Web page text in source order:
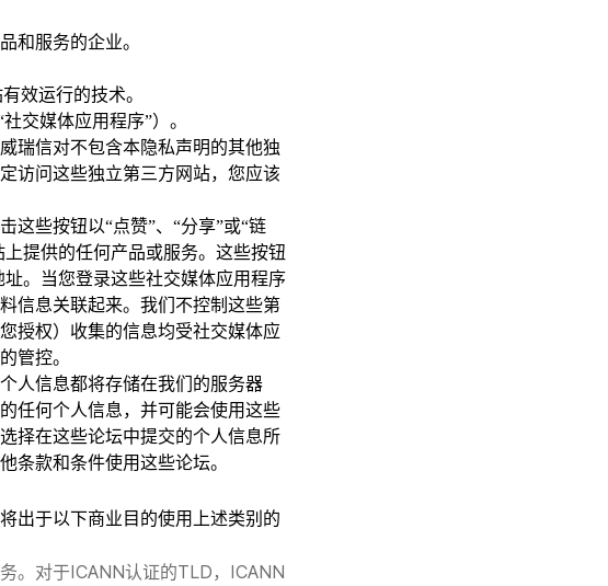
和服务的企业。
效运行的技术。
交媒体应用程序”）。
瑞信对不包含本隐私声明的其他独
访问这些独立第三方网站，您应该
这些按钮以“点赞”、“分享”或“链
提供的任何产品或服务。这些按钮
。当您登录这些社交媒体应用程序
信息关联起来。我们不控制这些第
授权）收集的信息均受社交媒体应
管控。
人信息都将存储在我们的服务器
任何个人信息，并可能会使用这些
择在这些论坛中提交的个人信息所
条款和条件使用这些论坛。
出于以下商业目的使用上述类别的
。对于ICANN认证的TLD，ICANN